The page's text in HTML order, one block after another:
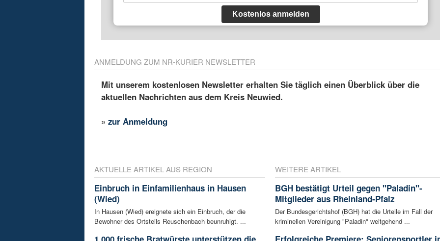
Kostenlos anmelden
ANMELDUNG ZUM NR-KURIER NEWSLETTER
Mit unserem kostenlosen Newsletter erhalten Sie täglich einen Überblick über die
aktuellen Nachrichten aus dem Kreis Neuwied.
»zur Anmeldung
AKTUELLE ARTIKEL AUS REGION
Einbruch in Einfamilienhaus in Hausen
(Wied)
In Hausen (Wied) ereignete sich ein Einbruch, der die
Bewohner des Ortsteils Reuschenbach beunruhigt. ...
WEITERE ARTIKEL
BGH bestätigt Urteil gegen "Paladin"-
Mitglieder aus Rheinland-Pfalz
Der Bundesgerichtshof (BGH) hat die Urteile im Fall der
kriminellen Vereinigung "Paladin" weitgehend ...